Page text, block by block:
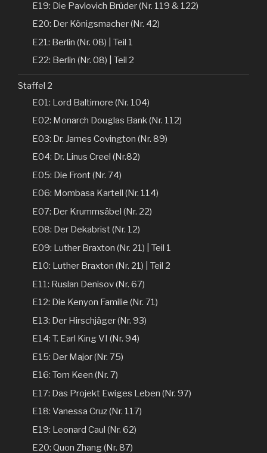
E19: Die Pavlovich Brüder (Nr. 119 & 122)
E20: Der Königsmacher (Nr. 42)
E21: Berlin (Nr. 08) | Teil 1
E22: Berlin (Nr. 08) | Teil 2
Staffel 2
E01: Lord Baltimore (Nr. 104)
E02: Monarch Douglas Bank (Nr. 112)
E03: Dr. James Covington (Nr. 89)
E04: Dr. Linus Creel (Nr.82)
E05: Die Front (Nr. 74)
E06: Mombasa Kartell (Nr. 114)
E07: Der Krummsäbel (Nr. 22)
E08: Der Dekabrist (Nr. 12)
E09: Luther Braxton (Nr. 21) | Teil 1
E10: Luther Braxton (Nr. 21) | Teil 2
E11: Ruslan Denisov (Nr. 67)
E12: Die Kenyon Familie (Nr. 71)
E13: Der Hirschjäger (Nr. 93)
E14: T. Earl King VI (Nr. 94)
E15: Der Major (Nr. 75)
E16: Tom Keen (Nr. 7)
E17: Das Projekt Ewiges Leben (Nr. 97)
E18: Vanessa Cruz (Nr. 117)
E19: Leonard Caul (Nr. 62)
E20: Quon Zhang (Nr. 87)